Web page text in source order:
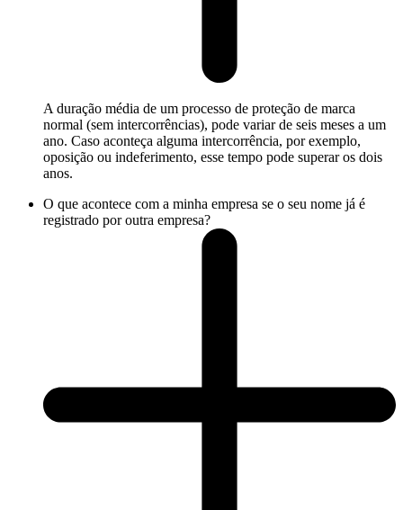
A duração média de um processo de proteção de marca
normal (sem intercorrências), pode variar de seis meses a um
ano. Caso aconteça alguma intercorrência, por exemplo,
oposição ou indeferimento, esse tempo pode superar os dois
anos.
O que acontece com a minha empresa se o seu nome já é
registrado por outra empresa?